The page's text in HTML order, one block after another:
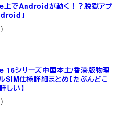
上でAndroidが動く！？脱獄アプ
」
16シリーズ中国本土/香港版物理
SIM仕様詳細まとめ【たぶんどこ
しい】